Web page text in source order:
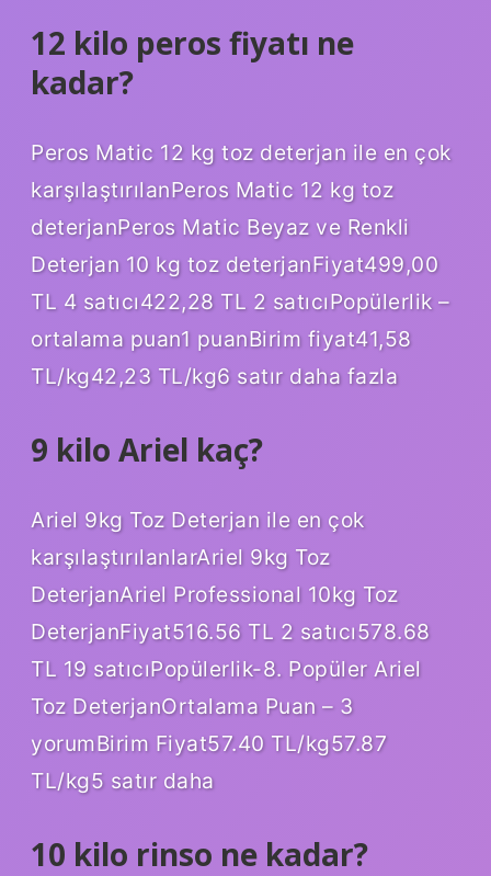
12 kilo peros fiyatı ne
kadar?
Peros Matic 12 kg toz deterjan ile en çok
karşılaştırılanPeros Matic 12 kg toz
deterjanPeros Matic Beyaz ve Renkli
Deterjan 10 kg toz deterjanFiyat499,00
TL 4 satıcı422,28 TL 2 satıcıPopülerlik –
ortalama puan1 puanBirim fiyat41,58
TL/kg42,23 TL/kg6 satır daha fazla
9 kilo Ariel kaç?
Ariel 9kg Toz Deterjan ile en çok
karşılaştırılanlarAriel 9kg Toz
DeterjanAriel Professional 10kg Toz
DeterjanFiyat516.56 TL 2 satıcı578.68
TL 19 satıcıPopülerlik-8. Popüler Ariel
Toz DeterjanOrtalama Puan – 3
yorumBirim Fiyat57.40 TL/kg57.87
TL/kg5 satır daha
10 kilo rinso ne kadar?